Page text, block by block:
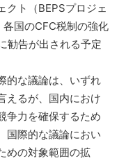
クト（BEPSプロジェ
国のCFC税制の強化
勧告が出される予定
的な議論は、いずれ
えるが、国内におけ
争力を確保するため
国際的な議論におい
めの対象範囲の拡